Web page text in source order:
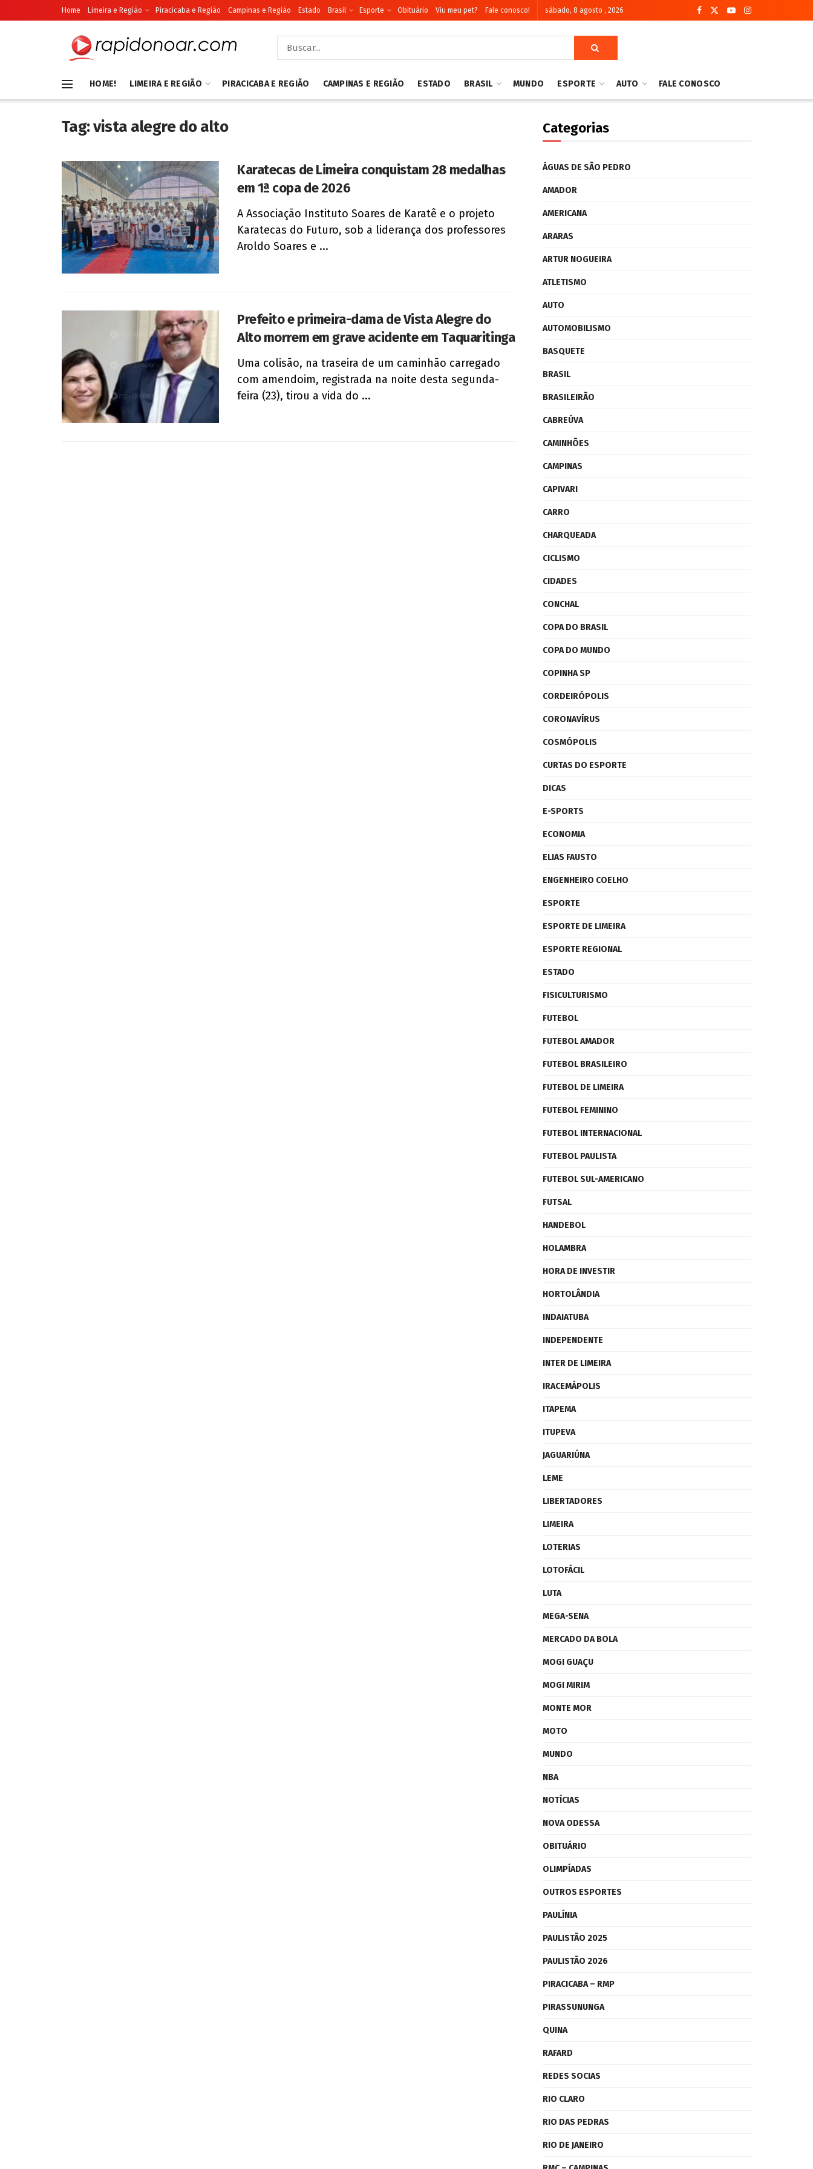
Home Limeira e Região Piracicaba e Região Campinas e Região Estado Brasil Esporte Obituário Viu meu pet? Fale conosco! sábado, 8 agosto , 2026
HOME! LIMEIRA E REGIÃO PIRACICABA E REGIÃO CAMPINAS E REGIÃO ESTADO BRASIL MUNDO ESPORTE AUTO FALE CONOSCO
Tag:vista alegre do alto
Karatecas de Limeira conquistam 28 medalhas
em 1ª copa de 2026
A Associação Instituto Soares de Karatê e o projeto
Karatecas do Futuro, sob a liderança dos professores
Aroldo Soares e ...
Prefeito e primeira-dama de Vista Alegre do
Alto morrem em grave acidente em Taquaritinga
Uma colisão, na traseira de um caminhão carregado
com amendoim, registrada na noite desta segunda-
feira (23), tirou a vida do ...
Categorias
ÁGUAS DE SÃO PEDRO
AMADOR
AMERICANA
ARARAS
ARTUR NOGUEIRA
ATLETISMO
AUTO
AUTOMOBILISMO
BASQUETE
BRASIL
BRASILEIRÃO
CABREÚVA
CAMINHÕES
CAMPINAS
CAPIVARI
CARRO
CHARQUEADA
CICLISMO
CIDADES
CONCHAL
COPA DO BRASIL
COPA DO MUNDO
COPINHA SP
CORDEIRÓPOLIS
CORONAVÍRUS
COSMÓPOLIS
CURTAS DO ESPORTE
DICAS
E-SPORTS
ECONOMIA
ELIAS FAUSTO
ENGENHEIRO COELHO
ESPORTE
ESPORTE DE LIMEIRA
ESPORTE REGIONAL
ESTADO
FISICULTURISMO
FUTEBOL
FUTEBOL AMADOR
FUTEBOL BRASILEIRO
FUTEBOL DE LIMEIRA
FUTEBOL FEMININO
FUTEBOL INTERNACIONAL
FUTEBOL PAULISTA
FUTEBOL SUL-AMERICANO
FUTSAL
HANDEBOL
HOLAMBRA
HORA DE INVESTIR
HORTOLÂNDIA
INDAIATUBA
INDEPENDENTE
INTER DE LIMEIRA
IRACEMÁPOLIS
ITAPEMA
ITUPEVA
JAGUARIÚNA
LEME
LIBERTADORES
LIMEIRA
LOTERIAS
LOTOFÁCIL
LUTA
MEGA-SENA
MERCADO DA BOLA
MOGI GUAÇU
MOGI MIRIM
MONTE MOR
MOTO
MUNDO
NBA
NOTÍCIAS
NOVA ODESSA
OBITUÁRIO
OLIMPÍADAS
OUTROS ESPORTES
PAULÍNIA
PAULISTÃO 2025
PAULISTÃO 2026
PIRACICABA – RMP
PIRASSUNUNGA
QUINA
RAFARD
REDES SOCIAS
RIO CLARO
RIO DAS PEDRAS
RIO DE JANEIRO